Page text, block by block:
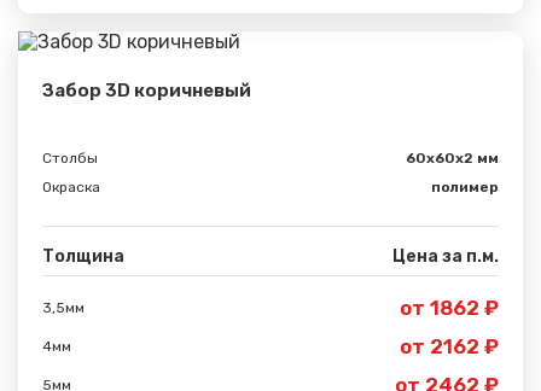
Забор 3D коричневый
Столбы
60х60х2 мм
Окраска
полимер
Толщина Цена за п.м.
3,5мм от 1862 ₽
4мм от 2162 ₽
5мм от 2462 ₽